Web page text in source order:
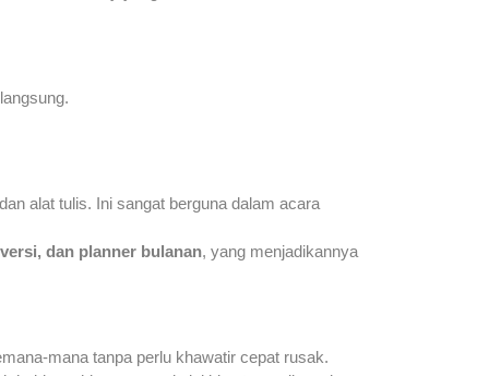
alat tulis. Ini sangat berguna dalam acara
dan planner bulanan, yang menjadikannya
mana tanpa perlu khawatir cepat rusak.